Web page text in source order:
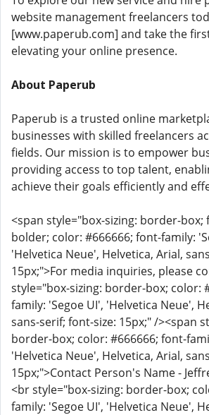
website management freelancers
[www.paperub.com] and take the
elevating your online presence.
About Paperub
Paperub is a trusted online
businesses with skilled freelancers
fields. Our mission is to empower
providing access to top talent,
achieve their goals efficiently and
<span style="box-sizing: border-box;
bolder; color: #666666; font-family:
'Helvetica Neue', Helvetica, Arial,
15px;">For media inquiries, please
style="box-sizing: border-box; color:
family: 'Segoe UI', 'Helvetica Neue',
sans-serif; font-size: 15px;" /><span
border-box; color: #666666; font-
'Helvetica Neue', Helvetica, Arial,
15px;">Contact Person's Name -
<br style="box-sizing: border-box;
family: 'Segoe UI', 'Helvetica Neue',